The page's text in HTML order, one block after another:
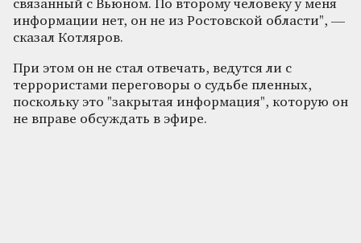
связанный с Вьюном. По второму человеку у меня
информации нет, он не из Ростовской области", —
сказал Котляров.
При этом он не стал отвечать, ведутся ли с
террористами переговоры о судьбе пленных,
поскольку это "закрытая информация", которую он
не вправе обсуждать в эфире.